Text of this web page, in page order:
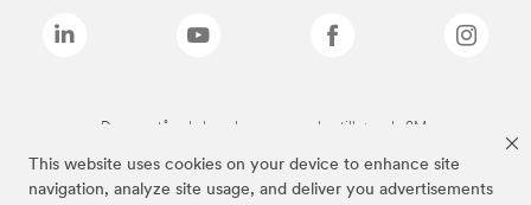
This website uses cookies on your device to enhance site
navigation, analyze site usage, and deliver you advertisements
De ovenstående brands er varemærker tilhørende 3M.